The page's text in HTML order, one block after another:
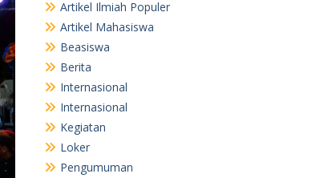
Artikel Ilmiah Populer
Artikel Mahasiswa
Beasiswa
Berita
Internasional
Internasional
Kegiatan
Loker
Pengumuman